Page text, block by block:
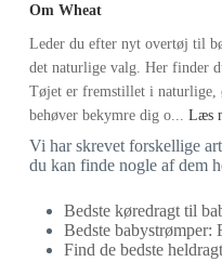
Om Wheat
Leder du efter nyt overtøj til
det naturlige valg. Her finder
Tøjet er fremstillet i naturlige,
behøver bekymre dig o... Læs
Vi har skrevet forskellige
du kan finde nogle af dem
Bedste køredragt til
Bedste babystrømper:
Find de bedste